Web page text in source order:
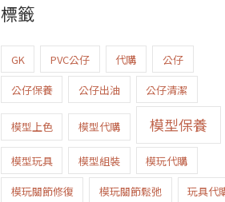
標籤
GK PVC公仔 代購
公仔
公仔保養
公仔出油 公仔清潔
模型上色 模型代購 模型保養
模型玩具 模型組裝
模玩代購
模玩關節修復
模玩關節鬆弛
玩具代